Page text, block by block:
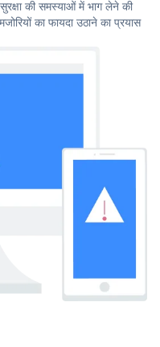
की समस्याओं में भाग लेने की
का फायदा उठाने का प्रयास